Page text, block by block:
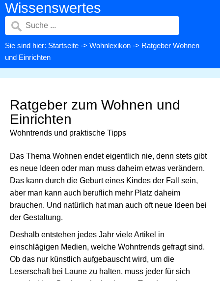
Wissenswertes
Sie sind hier: Startseite -> Wohnlexikon -> Ratgeber Wohnen
und Einrichten
Ratgeber zum Wohnen und
Einrichten
Wohntrends und praktische Tipps
Das Thema Wohnen endet eigentlich nie, denn stets gibt
es neue Ideen oder man muss daheim etwas verändern.
Das kann durch die Geburt eines Kindes der Fall sein,
aber man kann auch beruflich mehr Platz daheim
brauchen. Und natürlich hat man auch oft neue Ideen bei
der Gestaltung.
Deshalb entstehen jedes Jahr viele Artikel in
einschlägigen Medien, welche Wohntrends gefragt sind.
Ob das nur künstlich aufgebauscht wird, um die
Leserschaft bei Laune zu halten, muss jeder für sich